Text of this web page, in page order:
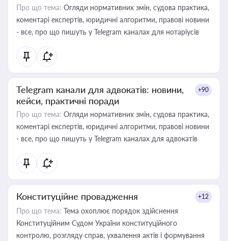
Про що тема: Огляди нормативних змін, судова практика,
коментарі експертів, юридичні алгоритми, правові новини
- все, про що пишуть у Telegram каналах для нотаріусів
Telegram канали для адвокатів: новини,
кейси, практичні поради
+90
Про що тема: Огляди нормативних змін, судова практика,
коментарі експертів, юридичні алгоритми, правові новини
- все, про що пишуть у Telegram каналах для адвокатів
Конституційне провадження +12
Про що тема: Тема охоплює порядок здійснення
Конституційним Судом України конституційного
контролю, розгляду справ, ухвалення актів і формування